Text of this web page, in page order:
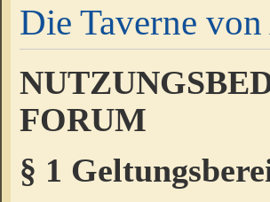
Die Taverne
FORUM
§ 1